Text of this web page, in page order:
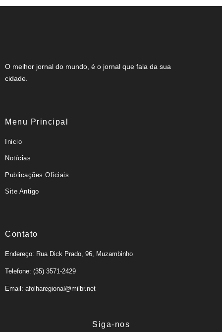
O melhor jornal do mundo, é o jornal que fala da sua
cidade.
Menu Principal
Inicio
Notícias
Publicações Oficiais
Site Antigo
Contato
Endereço: Rua Dick Prado, 96, Muzambinho
Telefone: (35) 3571-2429
Email: afolharegional@milbr.net
Siga-nos